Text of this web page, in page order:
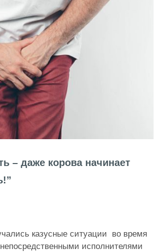
– даже корова начинает
казусные ситуации во время
исполнителями